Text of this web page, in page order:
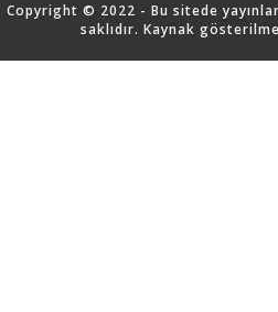
Copyright © 2022 - Bu sitede
saklıdır. Kaynak